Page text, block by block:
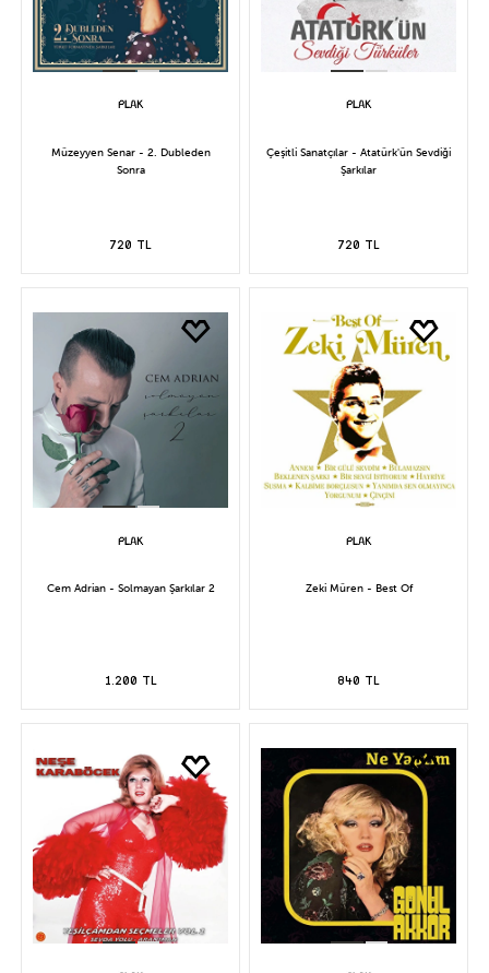
Müzeyyen Senar - 2. Dubleden
Sonra
720 TL
Çeşitli Sanatçılar - Atatürk'ün Sevdiği
Şarkılar
720 TL
Cem Adrian - Solmayan Şarkılar 2
1.200 TL
Zeki Müren - Best Of
840 TL